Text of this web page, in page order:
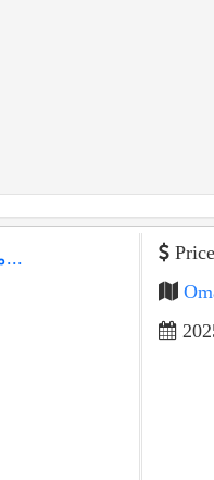
مباشرة من المالك للبيع ارض سكنية وتجارية في...